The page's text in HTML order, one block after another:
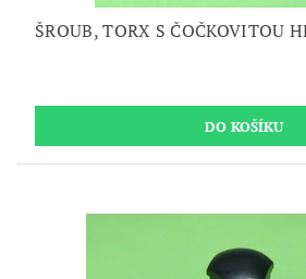
ŠROUB, TORX S ČOČKOVITOU